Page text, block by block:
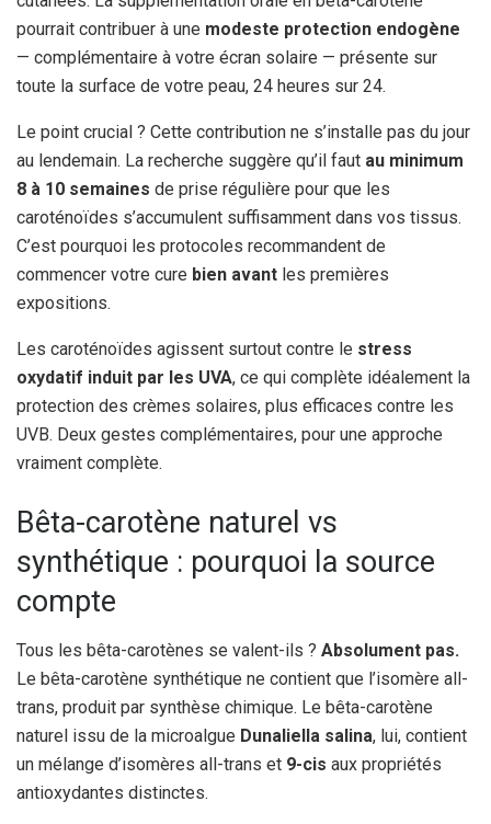
pourrait contribuer à une modeste protection endogène
— complémentaire à votre écran solaire — présente sur
toute la surface de votre peau, 24 heures sur 24.
Le point crucial ? Cette contribution ne s’installe pas du jour
au lendemain. La recherche suggère qu’il faut au minimum
8 à 10 semaines de prise régulière pour que les
caroténoïdes s’accumulent suffisamment dans vos tissus.
C’est pourquoi les protocoles recommandent de
commencer votre cure bien avant les premières
expositions.
Les caroténoïdes agissent surtout contre le stress
oxydatif induit par les UVA, ce qui complète idéalement la
protection des crèmes solaires, plus efficaces contre les
UVB. Deux gestes complémentaires, pour une approche
vraiment complète.
Bêta-carotène naturel vs
synthétique : pourquoi la source
compte
Tous les bêta-carotènes se valent-ils ? Absolument pas.
Le bêta-carotène synthétique ne contient que l’isomère all-
trans, produit par synthèse chimique. Le bêta-carotène
naturel issu de la microalgue Dunaliella salina, lui, contient
un mélange d’isomères all-trans et 9-cis aux propriétés
antioxydantes distinctes.